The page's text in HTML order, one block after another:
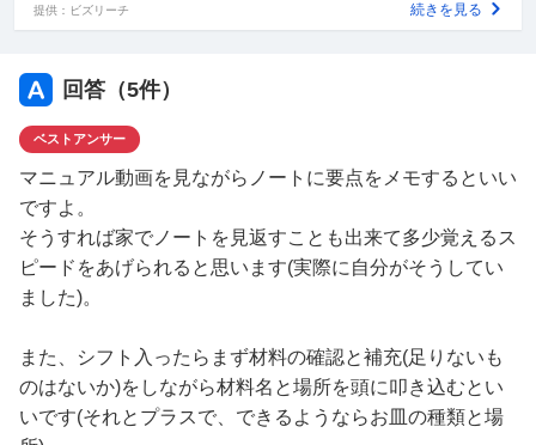
提供：ビズリーチ 続きを見る
回答（5件）
ベストアンサー
マニュアル動画を見ながらノートに要点をメモするといい
ですよ。
そうすれば家でノートを見返すことも出来て多少覚えるス
ピードをあげられると思います(実際に自分がそうしてい
ました)。
また、シフト入ったらまず材料の確認と補充(足りないも
のはないか)をしながら材料名と場所を頭に叩き込むとい
いです(それとプラスで、できるようならお皿の種類と場